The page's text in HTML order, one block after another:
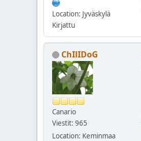
Location: Jyväskylä
Kirjattu
ChIlIDoG
Canario
Viestit: 965
Location: Keminmaa